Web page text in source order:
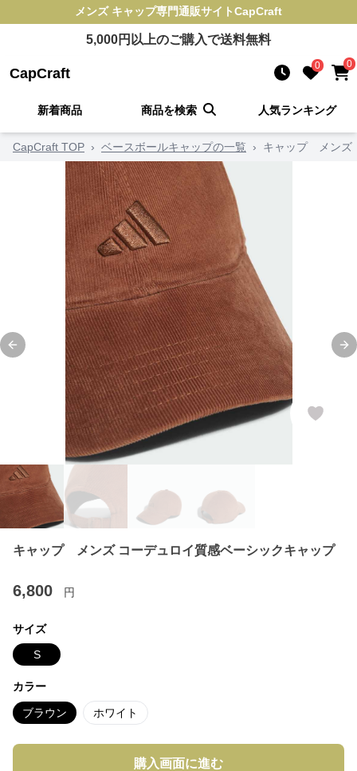
メンズ キャップ専門通販サイトCapCraft
5,000円以上のご購入で送料無料
CapCraft 0 0
新着商品 商品を検索 人気ランキング
CapCraft TOP › ベースボールキャップの一覧 › キャップ メンズ
Previous slide
キャップ メンズ コーデュロイ質感ベーシックキャップ
6,800 円
サイズ
S
カラー
ブラウン ホワイト
購入画面に進む